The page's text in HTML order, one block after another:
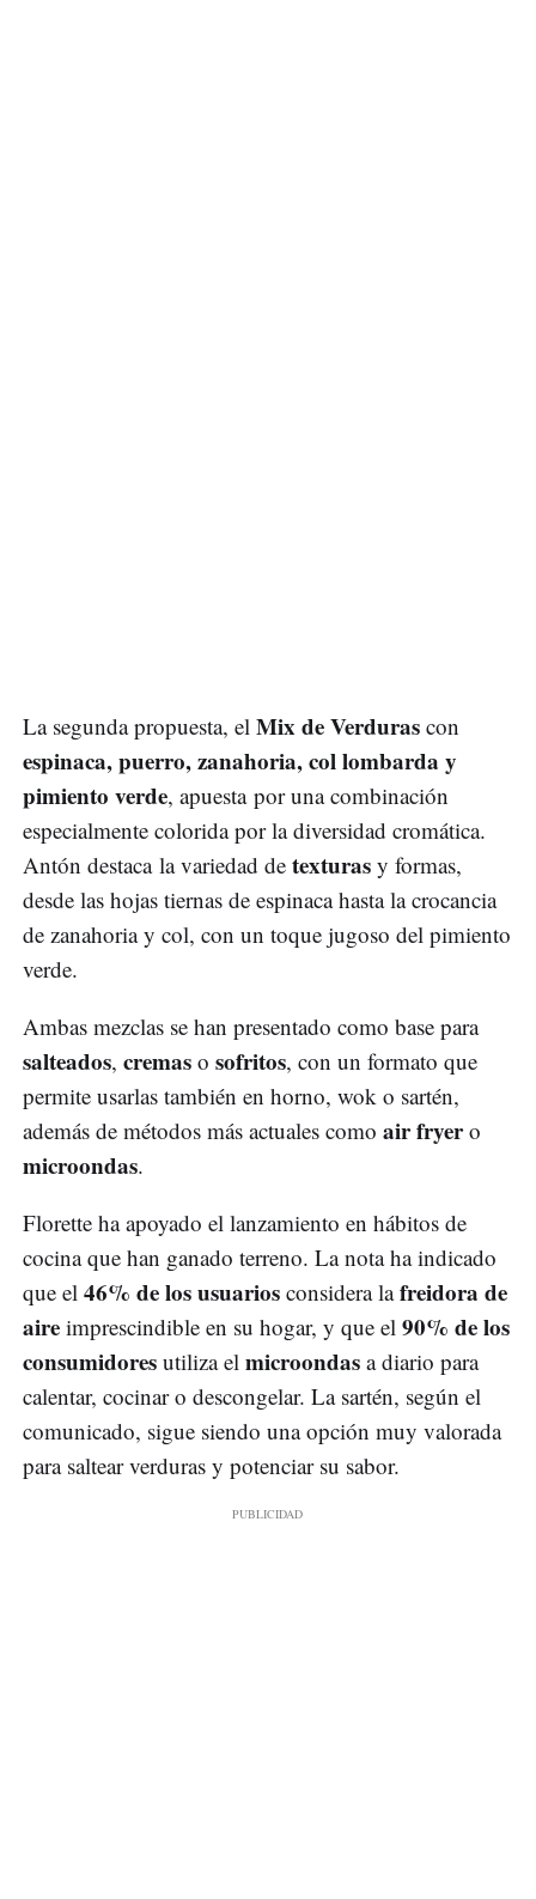
La segunda propuesta, el Mix de Verduras con
espinaca, puerro, zanahoria, col lombarda y
pimiento verde, apuesta por una combinación
especialmente colorida por la diversidad cromática.
Antón destaca la variedad de texturas y formas,
desde las hojas tiernas de espinaca hasta la crocancia
de zanahoria y col, con un toque jugoso del pimiento
verde.
Ambas mezclas se han presentado como base para
salteados, cremas o sofritos, con un formato que
permite usarlas también en horno, wok o sartén,
además de métodos más actuales como air fryero
microondas.
Florette ha apoyado el lanzamiento en hábitos de
cocina que han ganado terreno. La nota ha indicado
que el 46% de los usuarios considera lafreidora de
aire imprescindible en su hogar, y que el 90% de los
consumidores utiliza el microondas a diario para
calentar, cocinar o descongelar. La sartén, según el
comunicado, sigue siendo una opción muy valorada
para saltear verduras y potenciar su sabor.